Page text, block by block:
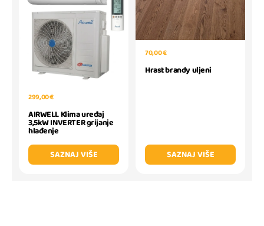
299,00 €
AIRWELL Klima uređaj
3,5kW INVERTER grijanje
hlađenje
SAZNAJ VIŠE
70,00 €
Hrast brandy uljeni
SAZNAJ VIŠE